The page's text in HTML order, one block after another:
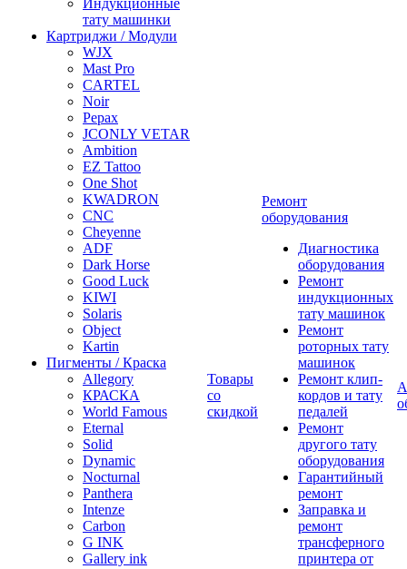
Индукционные
тату машинки
Картриджи / Модули
WJX
Mast Pro
CARTEL
Noir
Pepax
JCONLY VETAR
Ambition
EZ Tattoo
One Shot
KWADRON
CNC
Cheyenne
ADF
Dark Horse
Good Luck
KIWI
Solaris
Object
Kartin
Пигменты / Краска
Allegory
КРАСКА
World Famous
Eternal
Solid
Dynamic
Nocturnal
Panthera
Intenze
Carbon
G INK
Gallery ink
Товары
со
скидкой
Ремонт
оборудования
Диагностика
оборудования
Ремонт
индукционных
тату машинок
Ремонт
роторных тату
машинок
Ремонт клип-
кордов и тату
педалей
Ремонт
другого тату
оборудования
Гарантийный
ремонт
Заправка и
ремонт
трансферного
принтера от